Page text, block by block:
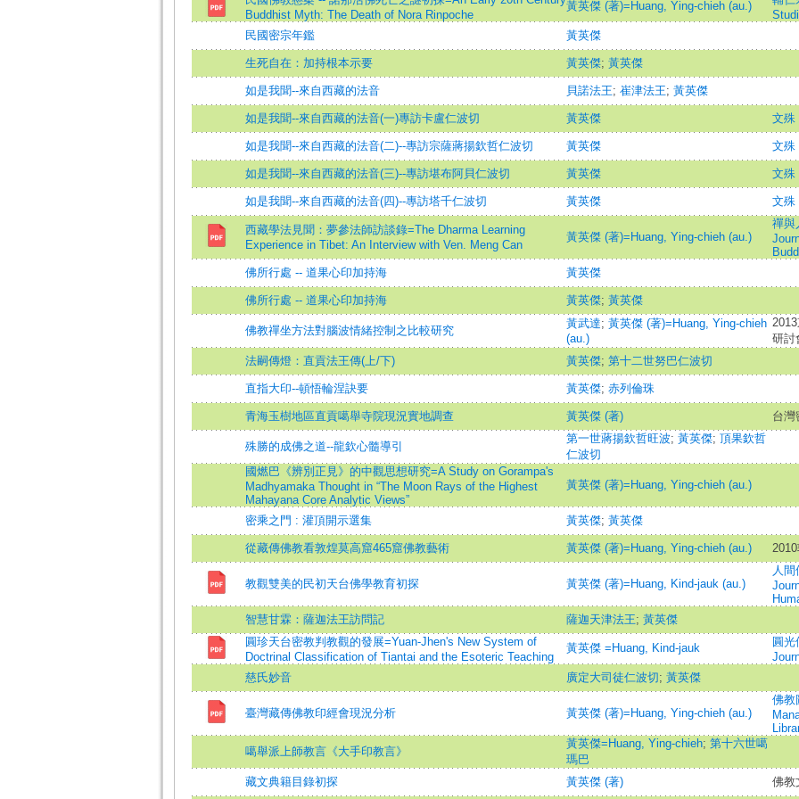
Buddhist Myth: The Death of Nora Rinpoche
黃英傑 (著)=Huang, Ying-chieh (au.)
民國密宗年鑑
黃英傑
生死自在：加持根本示要 黃英傑; 黃英傑
如是我聞--來自西藏的法音 貝諾法王; 崔津法王; 黃英傑
如是我聞--來自西藏的法音(一)專訪卡盧仁波切 黃英傑 文殊
如是我聞--來自西藏的法音(二)--專訪宗薩蔣揚欽哲仁波切 黃英傑 文殊
如是我聞--來自西藏的法音(三)--專訪堪布阿貝仁波切 黃英傑 文殊
如是我聞--來自西藏的法音(四)--專訪塔千仁波切 黃英傑 文殊
西藏學法見聞：夢參法師訪談錄=The Dharma Learning
Experience in Tibet: An Interview with Ven. Meng Can
黃英傑 (著)=Huang, Ying-chieh (au.)
禪與
佛所行處 -- 道果心印加持海
黃英傑
佛所行處 -- 道果心印加持海 黃英傑; 黃英傑
佛教禪坐方法對腦波情緒控制之比較研究
黃武達; 黃英傑 (著)=Huang, Ying-chieh
(au.)
研討
法嗣傳燈：直貢法王傳(上/下)
黃英傑; 第十二世努巴仁波切
直指大印--頓悟輪涅訣要 黃英傑; 赤列倫珠
青海玉樹地區直貢噶舉寺院現況實地調查 黃英傑 (著) 台灣
殊勝的成佛之道--龍欽心髓導引
第一世蔣揚欽哲旺波; 黃英傑; 頂果欽哲
仁波切
國燃巴《辨別正見》的中觀思想研究=A Study on Gorampa's
Madhyamaka Thought in “The Moon Rays of the Highest
Mahayana Core Analytic Views”
黃英傑 (著)=Huang, Ying-chieh (au.)
密乘之門 : 灌頂開示選集 黃英傑; 黃英傑
從藏傳佛教看敦煌莫高窟465窟佛教藝術 黃英傑 (著)=Huang, Ying-chieh (au.)
教觀雙美的民初天台佛學教育初探 黃英傑 (著)=Huang, Kind-jauk (au.)
人
智慧甘霖：薩迦法王訪問記
薩迦天津法王; 黃英傑
圓珍天台密教判教觀的發展=Yuan-Jhen's New System of
Doctrinal Classification of Tiantai and the Esoteric Teaching
黃英傑 =Huang, Kind-jauk
圓
慈氏妙音
廣定大司徒仁波切; 黃英傑
臺灣藏傳佛教印經會現況分析 黃英傑 (著)=Huang, Ying-chieh (au.)
佛教
噶舉派上師教言《大手印教言》
黃英傑=Huang, Ying-chieh; 第十六世噶
瑪巴
藏文典籍目錄初探
黃英傑 (著) 佛教